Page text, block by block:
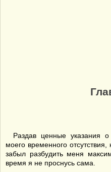
Раздав ценные указания
моего временного
забыл разбудить меня
время я не проснусь сама.